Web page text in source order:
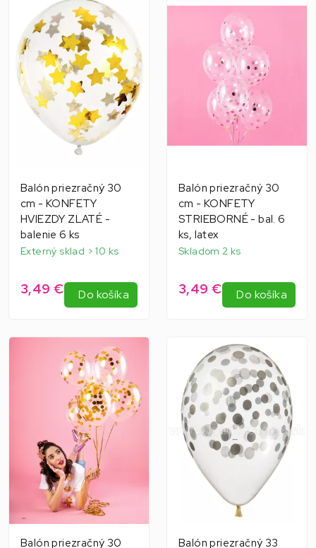
Balón priezračný 30
cm - KONFETY
HVIEZDY ZLATÉ -
balenie 6 ks
Externý sklad > 10 ks
3,49 € Do košíka
Balón priezračný 30
cm - KONFETY
STRIEBORNÉ - bal. 6
ks, latex
Skladom 2 ks
3,49 € Do košíka
Balón priezračný 30
Balón priezračný 33